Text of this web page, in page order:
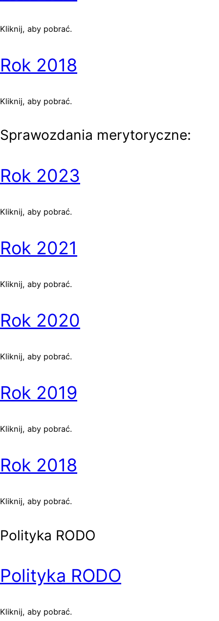
Kliknij, aby pobrać.
Rok 2018
Kliknij, aby pobrać.
Sprawozdania merytoryczne:
Rok 2023
Kliknij, aby pobrać.
Rok 2021
Kliknij, aby pobrać.
Rok 2020
Kliknij, aby pobrać.
Rok 2019
Kliknij, aby pobrać.
Rok 2018
Kliknij, aby pobrać.
Polityka RODO
Polityka RODO
Kliknij, aby pobrać.